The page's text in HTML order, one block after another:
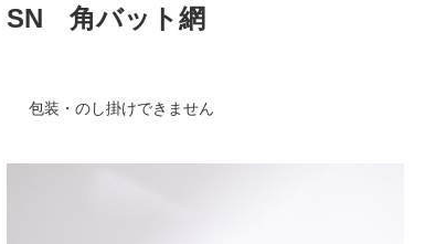
SN 角バット網
包装・のし掛けできません